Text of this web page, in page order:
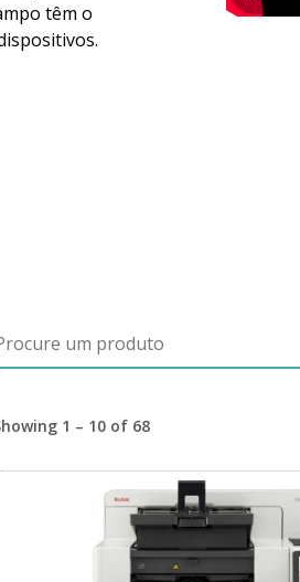
têm o
um produto
1 – 10 of 68